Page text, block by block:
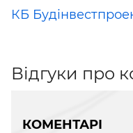
КБ
Відгуки про
КОМЕНТАРІ